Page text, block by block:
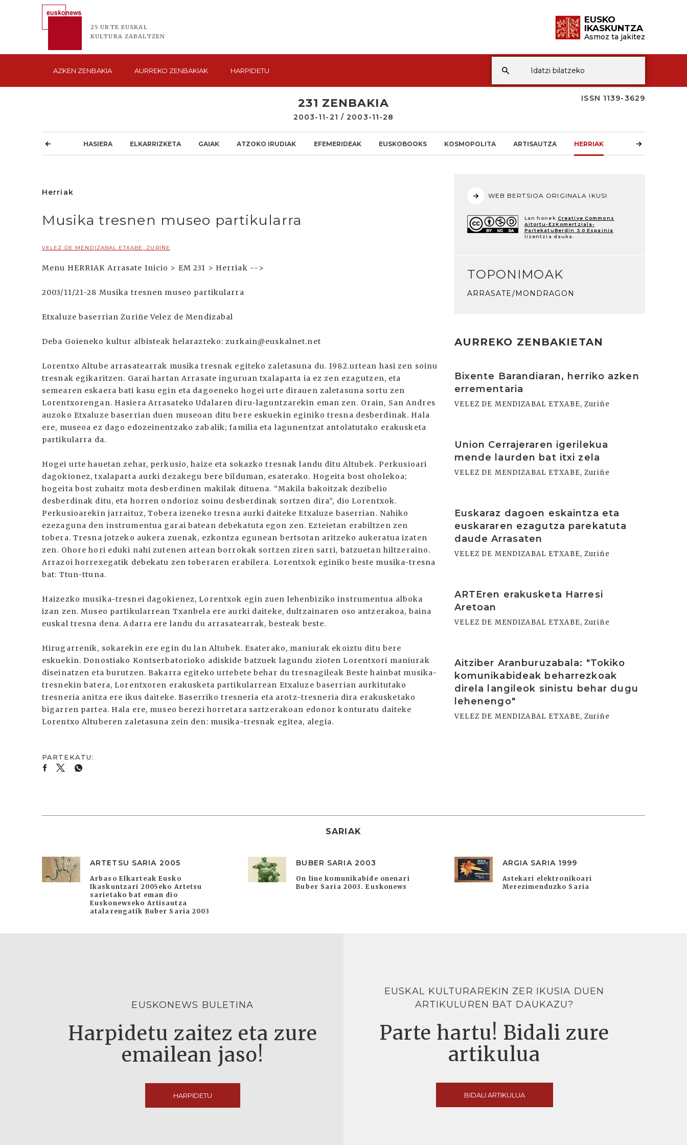
25 URTE EUSKAL
KULTURA ZABALTZEN
EUSKO
IKASKUNTZA
Asmoz ta jakitez
AZKEN ZENBAKIA AURREKO ZENBAKIAK HARPIDETU
ISSN 1139-3629
231 ZENBAKIA
2003-11-21 / 2003-11-28
HASIERA ELKARRIZKETA GAIAK ATZOKO IRUDIAK EFEMERIDEAK EUSKOBOOKS KOSMOPOLITA ARTISAUTZA HERRIAK
Herriak
Musika tresnen museo partikularra
VELEZ DE MENDIZABAL ETXABE, ZURIÑE
Menu HERRIAK Arrasate Inicio > EM 231 > Herriak -->
2003/11/21-28 Musika tresnen museo partikularra
Etxaluze baserrian Zuriñe Velez de Mendizabal
Deba Goieneko kultur albisteak helarazteko: zurkain@euskalnet.net
Lorentxo Altube arrasatearrak musika tresnak egiteko zaletasuna du. 1982.urtean hasi zen soinu
tresnak egikaritzen. Garai hartan Arrasate inguruan txalaparta ia ez zen ezagutzen, eta
semearen eskaera bati kasu egin eta dagoeneko hogei urte dirauen zaletasuna sortu zen
Lorentxorengan. Hasiera Arrasateko Udalaren diru-laguntzarekin eman zen. Orain, San Andres
auzoko Etxaluze baserrian duen museoan ditu bere eskuekin eginiko tresna desberdinak. Hala
ere, museoa ez dago edozeinentzako zabalik; familia eta lagunentzat antolatutako erakusketa
partikularra da.
Hogei urte hauetan zehar, perkusio, haize eta sokazko tresnak landu ditu Altubek. Perkusioari
dagokionez, txalaparta aurki dezakegu bere bilduman, esaterako. Hogeita bost oholekoa;
hogeita bost zuhaitz mota desberdinen makilak dituena. “Makila bakoitzak dezibelio
desberdinak ditu, eta horren ondorioz soinu desberdinak sortzen dira”, dio Lorentxok.
Perkusioarekin jarraituz, Tobera izeneko tresna aurki daiteke Etxaluze baserrian. Nahiko
ezezaguna den instrumentua garai batean debekatuta egon zen. Ezteietan erabiltzen zen
tobera. Tresna jotzeko aukera zuenak, ezkontza egunean bertsotan aritzeko aukeratua izaten
zen. Ohore hori eduki nahi zutenen artean borrokak sortzen ziren sarri, batzuetan hiltzeraino.
Arrazoi horrexegatik debekatu zen toberaren erabilera. Lorentxok eginiko beste musika-tresna
bat: Ttun-ttuna.
Haizezko musika-tresnei dagokienez, Lorentxok egin zuen lehenbiziko instrumentua alboka
izan zen. Museo partikularrean Txanbela ere aurki daiteke, dultzainaren oso antzerakoa, baina
euskal tresna dena. Adarra ere landu du arrasatearrak, besteak beste.
Hirugarrenik, sokarekin ere egin du lan Altubek. Esaterako, maniurak ekoiztu ditu bere
eskuekin. Donostiako Kontserbatorioko adiskide batzuek lagundu zioten Lorentxori maniurak
diseinatzen eta burutzen. Bakarra egiteko urtebete behar du tresnagileak Beste hainbat musika-
tresnekin batera, Lorentxoren erakusketa partikularrean Etxaluze baserrian aurkitutako
tresneria anitza ere ikus daiteke. Baserriko tresneria eta arotz-tresneria dira erakusketako
bigarren partea. Hala ere, museo berezi horretara sartzerakoan edonor konturatu daiteke
Lorentxo Altuberen zaletasuna zein den: musika-tresnak egitea, alegia.
WEB BERTSIOA ORIGINALA IKUSI
Lan honek Creative Commons
Aitortu-EzKomertziala-
PartekatuBerdin 3.0 Espainia
lizentzia dauka.
TOPONIMOAK
ARRASATE/MONDRAGON
AURREKO ZENBAKIETAN
Bixente Barandiaran, herriko azken
errementaria
VELEZ DE MENDIZABAL ETXABE, Zuriñe
Union Cerrajeraren igerilekua
mende laurden bat itxi zela
VELEZ DE MENDIZABAL ETXABE, Zuriñe
Euskaraz dagoen eskaintza eta
euskararen ezagutza parekatuta
daude Arrasaten
VELEZ DE MENDIZABAL ETXABE, Zuriñe
ARTEren erakusketa Harresi
Aretoan
VELEZ DE MENDIZABAL ETXABE, Zuriñe
Aitziber Aranburuzabala: "Tokiko
komunikabideak beharrezkoak
direla langileok sinistu behar dugu
lehenengo"
VELEZ DE MENDIZABAL ETXABE, Zuriñe
SARIAK
ARTETSU SARIA 2005
Arbaso Elkarteak Eusko
Ikaskuntzari 2005eko Artetsu
sarietako bat eman dio
Euskonewseko Artisautza
atalarengatik Buber Saria 2003
BUBER SARIA 2003
On line komunikabide onenari
Buber Saria 2003. Euskonews
ARGIA SARIA 1999
Astekari elektronikoari
Merezimenduzko Saria
EUSKONEWS BULETINA
Harpidetu zaitez eta zure
emailean jaso!
HARPIDETU
EUSKAL KULTURAREKIN ZER IKUSIA DUEN
ARTIKULUREN BAT DAUKAZU?
Parte hartu! Bidali zure
artikulua
BIDALI ARTIKULUA